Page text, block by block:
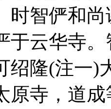
时智俨和
于云华寺
绍隆(注一)
原寺，道